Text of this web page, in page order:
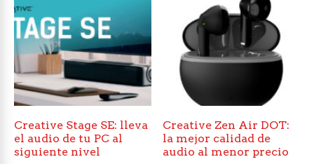
Creative Stage SE: lleva
el audio de tu PC al
siguiente nivel
Creative Zen Air DOT:
la mejor calidad de
audio al menor precio